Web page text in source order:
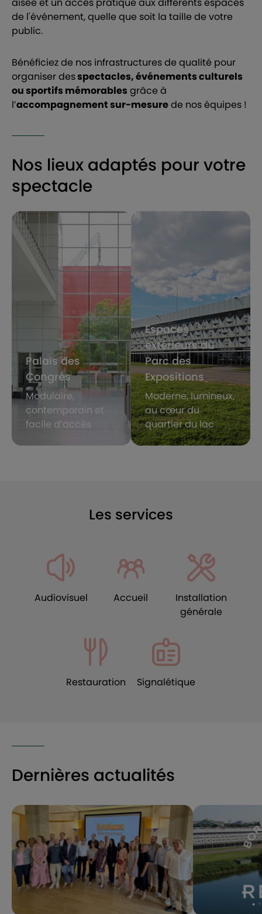
de l'événement, quelle que soit la taille de votre
public.
Bénéficiez de nos infrastructures de qualité pour
organiser desspectacles, événements culturels
ou sportifs mémorables grâce à
l’accompagnement sur-mesurede nos équipes !
Nos lieux adaptés pour votre
spectacle
Palais des
Congrès
Modulaire,
contemporain et
facile d’accès
Espaces
extérieurs du
Parc des
Expositions
Moderne, lumineux,
au cœur du
quartier du lac
Les services
Audiovisuel Accueil
Installation
générale
Restauration Signalétique
Dernières actualités